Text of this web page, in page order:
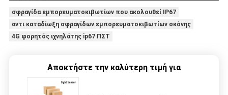
σφραγίδα εμπορευματοκιβωτίων που ακολουθεί IP67
αντι καταδίωξη σφραγίδων εμπορευματοκιβωτίων σκόνης
4G φορητός ιχνηλάτης ip67 ΠΣΤ
Αποκτήστε την καλύτερη τιμή για